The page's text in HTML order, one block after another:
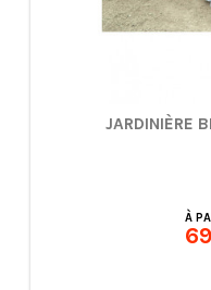
JARDINIÈRE
À